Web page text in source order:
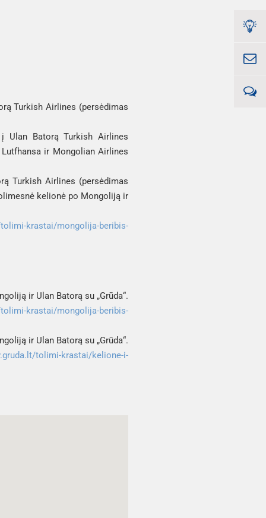
Turkish Airlines (persėdimas
į Ulan Batorą Turkish Airlines
Lutfhansa ir Mongolian Airlines
Turkish Airlines (persėdimas
kelionė po Mongoliją ir
krastai/mongolija-beribis-
ir Ulan Batorą su „Grūda“.
krastai/mongolija-beribis-
ir Ulan Batorą su „Grūda“.
tolimi-krastai/kelione-i-